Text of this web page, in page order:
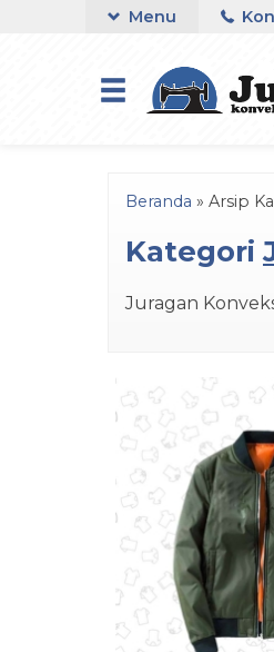
Jujur - Amanah -
Menu
Beranda » Arsip
Kategori
Juragan